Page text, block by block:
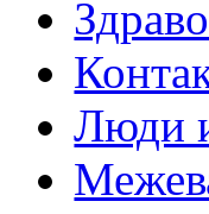
Люди